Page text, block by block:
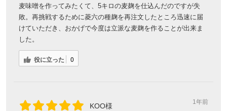
麦味噌を作ってみたくて、5キロの麦麹を仕込んだのですが失
敗。再挑戦するために菱六の種麹を再注文したところ迅速に届
けていただき、おかげで今度は立派な麦麹を作ることが出来ま
した。
役に立った 0
KOO様 1年前